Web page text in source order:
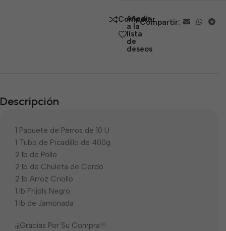
5
Comparar
Añadir
a la
lista
de
deseos
Compartir:
Descripción
1 Paquete de Perros de 10 U
1 Tubo de Picadillo de 400g
2 lb de Pollo
2 lb de Chuleta de Cerdo
2 lb Arroz Criollo
1 lb Frijols Negro
1 lb de Jamonada
¡¡¡Gracias Por Su Compra!!!